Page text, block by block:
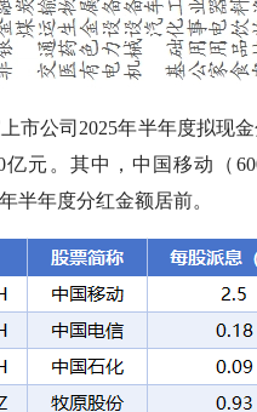
市公司2025年半年度拟现
元。其中，中国移动（
半年度分红金额居前。